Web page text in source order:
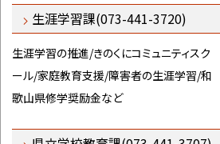
生涯学習課(073-441-3720)
生涯学習の推進/きのくにコミュニティスク
ール/家庭教育支援/障害者の生涯学習/和
歌山県修学奨励金など